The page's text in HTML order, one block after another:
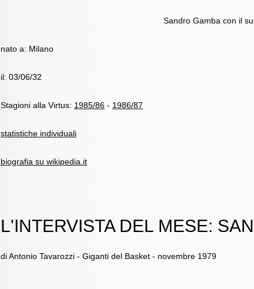
Sandro Gamba con il
nato a: Milano
il: 03/06/32
Stagioni alla Virtus: 1985/86 - 1986/87
statistiche individuali
biografia su wikipedia.it
L'INTERVISTA DEL MESE:
di Antonio Tavarozzi - Giganti del Basket - novembre 1979